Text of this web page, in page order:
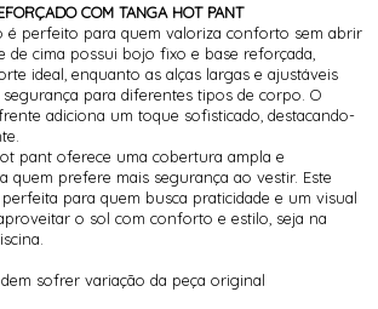
COM TANGA HOT PANT
é perfeito para quem valoriza conforto sem abrir
de cima possui bojo fixo e base reforçada,
ideal, enquanto as alças largas e ajustáveis
para diferentes tipos de corpo. O
adiciona um toque sofisticado, destacando-
pant oferece uma cobertura ampla e
quem prefere mais segurança ao vestir. Este
para quem busca praticidade e um visual
o sol com conforto e estilo, seja na
sofrer variação da peça original